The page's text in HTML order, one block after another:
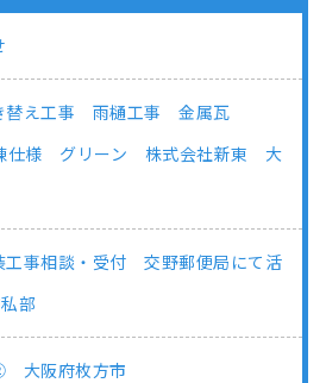
替え工事 雨樋工事 金属瓦
仕様 グリーン 株式会社新東 大
工事相談・受付 交野郵便局にて活
部
大阪府枚方市